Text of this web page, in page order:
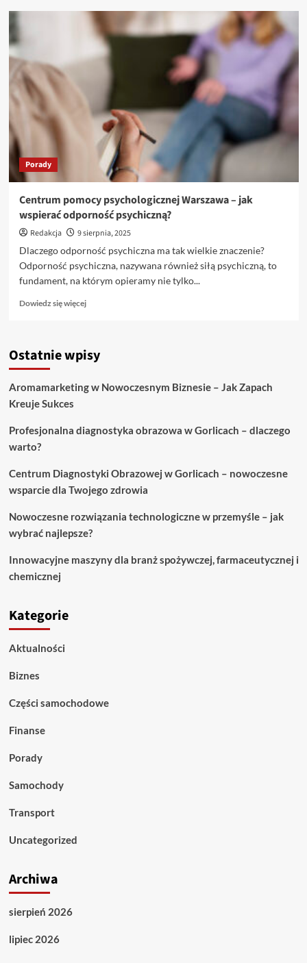
o
Spory
konsumentami
w
finansowym
jak
przygotować?
Porady
Centrum pomocy psychologicznej Warszawa – jak
wspierać odporność psychiczną?
Redakcja
9 sierpnia, 2025
Dlaczego odporność psychiczna ma tak wielkie znaczenie?
Odporność psychiczna, nazywana również siłą psychiczną, to
fundament, na którym opieramy nie tylko...
Dowiedz się więcejDowiedz
Centrum
Warszawa
wspierać
Ostatnie wpisy
Aromamarketing w Nowoczesnym Biznesie – Jak Zapach
Kreuje Sukces
Profesjonalna diagnostyka obrazowa w Gorlicach – dlaczego
warto?
Centrum Diagnostyki Obrazowej w Gorlicach – nowoczesne
wsparcie dla Twojego zdrowia
Nowoczesne rozwiązania technologiczne w przemyśle – jak
wybrać najlepsze?
Innowacyjne maszyny dla branż spożywczej, farmaceutycznej i
chemicznej
Kategorie
Aktualności
Biznes
Części samochodowe
Finanse
Porady
Samochody
Transport
Uncategorized
Archiwa
sierpień 2026
lipiec 2026